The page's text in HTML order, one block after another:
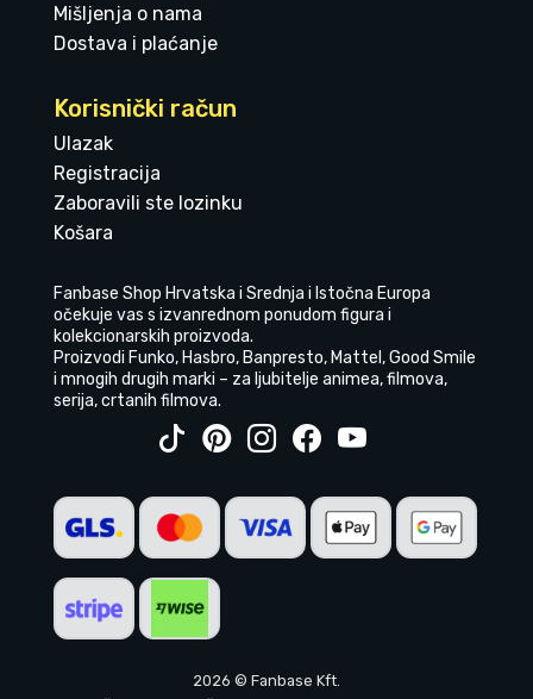
Mišljenja o nama
Dostava i plaćanje
Korisnički račun
Ulazak
Registracija
Zaboravili ste lozinku
Košara
Fanbase Shop Hrvatska i Srednja i Istočna Europa
očekuje vas s izvanrednom ponudom figura i
kolekcionarskih proizvoda.
Proizvodi Funko, Hasbro, Banpresto, Mattel, Good Smile
i mnogih drugih marki – za ljubitelje animea, filmova,
serija, crtanih filmova.
2026 © Fanbase Kft.